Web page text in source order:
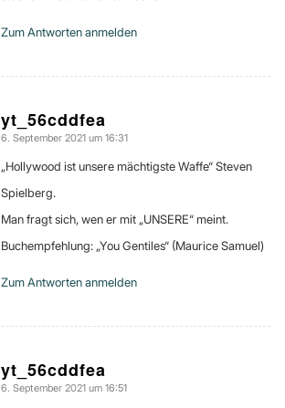
Zum Antworten anmelden
yt_56cddfea
sagte:
6. September 2021 um 16:31
„Hollywood ist unsere mächtigste Waffe“ Steven
Spielberg.
Man fragt sich, wen er mit „UNSERE“ meint.
Buchempfehlung: „You Gentiles“ (Maurice Samuel)
Zum Antworten anmelden
yt_56cddfea
sagte:
6. September 2021 um 16:51